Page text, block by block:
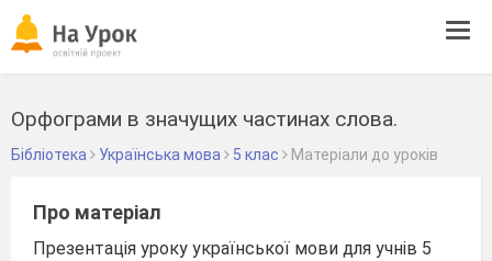
Орфограми в значущих частинах слова.
Бібліотека Українська мова 5 клас Матеріали до уроків
Про матеріал
Презентація уроку української мови для учнів 5